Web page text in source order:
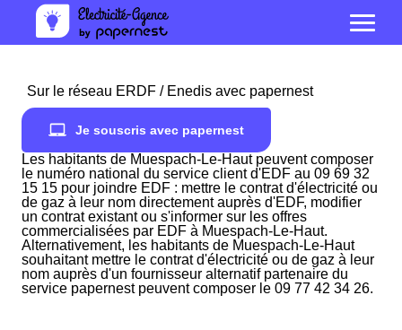
Sur le réseau ERDF / Enedis avec papernest
Je souscris avec papernest
Les habitants de Muespach-Le-Haut peuvent composer
le numéro national du service client d'EDF au 09 69 32
15 15 pour joindre EDF : mettre le contrat d'électricité ou
de gaz à leur nom directement auprès d'EDF, modifier
un contrat existant ou s'informer sur les offres
commercialisées par EDF à Muespach-Le-Haut.
Alternativement, les habitants de Muespach-Le-Haut
souhaitant mettre le contrat d'électricité ou de gaz à leur
nom auprès d'un fournisseur alternatif partenaire du
service papernest peuvent composer le 09 77 42 34 26.